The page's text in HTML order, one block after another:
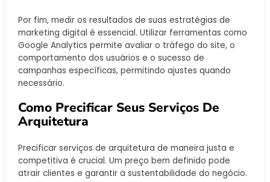
Por fim, medir os resultados de suas estratégias de
marketing digital é essencial. Utilizar ferramentas como
Google Analytics permite avaliar o tráfego do site, o
comportamento dos usuários e o sucesso de
campanhas específicas, permitindo ajustes quando
necessário.
Como Precificar Seus Serviços De
Arquitetura
Precificar serviços de arquitetura de maneira justa e
competitiva é crucial. Um preço bem definido pode
atrair clientes e garantir a sustentabilidade do negócio.